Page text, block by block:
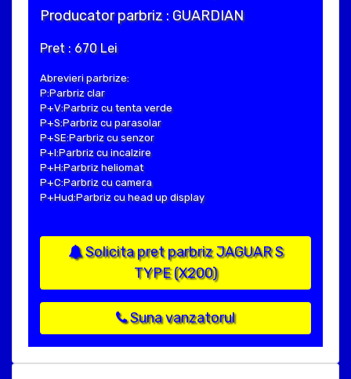
Producator parbriz : GUARDIAN
Pret : 670 Lei
Abrevieri parbrize:
P:Parbriz clar
P+V:Parbriz cu tenta verde
P+S:Parbriz cu parasolar
P+SE:Parbriz cu senzor
P+I:Parbriz cu incalzire
P+H:Parbriz heliomat
P+C:Parbriz cu camera
P+Hud:Parbriz cu head up display
Solicita pret parbriz JAGUAR S
TYPE (X200)
Suna vanzatorul